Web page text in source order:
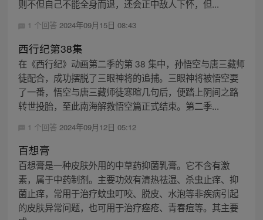
则不但自己不能全身而退，还会正中敌人下怀，但...
1 个回答 2024年09月15日 08:43
西行纪第38集
在《西行纪》动画第二季的第 38 集中，孙悟空与唐三藏师
徒配合，成功摆脱了三眼神将的追捕。三眼神将被悟空耍
了一番，悟空与唐三藏师徒寒暄几句后，便踏上阴间之路
转世投胎，至此南海解救悟空篇正式结束。第二季...
1 个回答 2024年09月12日 05:12
百想膏
百想膏是一种皮肤外用的中草药抑菌乳膏。它不含有激
素，属于中药制剂。主要功效有清热祛湿、杀虫止痒、抑
菌止痒，常用于治疗蚊虫叮咬、脱皮、水泡等非疾病引起
的皮肤异常问题，也可用于治疗痤疮、青春痘等。其主要